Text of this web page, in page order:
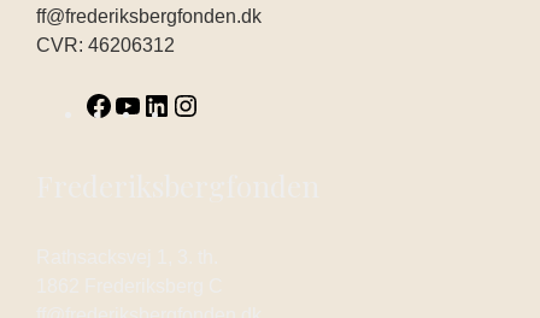
ff@frederiksbergfonden.dk
CVR: 46206312